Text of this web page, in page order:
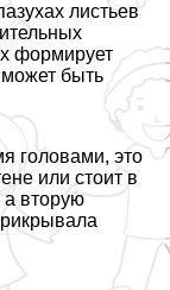
листьев
формирует
может быть
головами, это
или стоит в
а вторую